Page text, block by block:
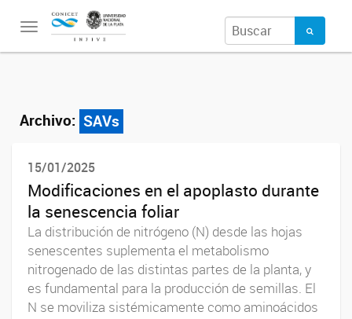
Toggle
navigation
Archivo: SAVs
15/01/2025
Modificaciones en el apoplasto durante
la senescencia foliar
La distribución de nitrógeno (N) desde las hojas
senescentes suplementa el metabolismo
nitrogenado de las distintas partes de la planta, y
es fundamental para la producción de semillas. El
N se moviliza sistémicamente como aminoácidos